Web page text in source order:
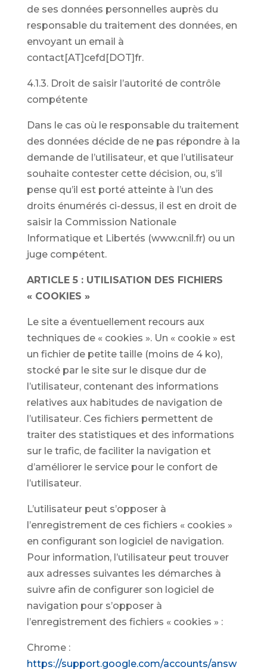
de ses données personnelles auprès du
responsable du traitement des données, en
envoyant un email à
contact[AT]cefd[DOT]fr.
4.1.3. Droit de saisir l’autorité de contrôle
compétente
Dans le cas où le responsable du traitement
des données décide de ne pas répondre à la
demande de l’utilisateur, et que l’utilisateur
souhaite contester cette décision, ou, s’il
pense qu’il est porté atteinte à l’un des
droits énumérés ci-dessus, il est en droit de
saisir la Commission Nationale
Informatique et Libertés (www.cnil.fr) ou un
juge compétent.
ARTICLE 5 : UTILISATION DES FICHIERS
« COOKIES »
Le site a éventuellement recours aux
techniques de « cookies ». Un « cookie » est
un fichier de petite taille (moins de 4 ko),
stocké par le site sur le disque dur de
l’utilisateur, contenant des informations
relatives aux habitudes de navigation de
l’utilisateur. Ces fichiers permettent de
traiter des statistiques et des informations
sur le trafic, de faciliter la navigation et
d’améliorer le service pour le confort de
l’utilisateur.
L’utilisateur peut s’opposer à
l’enregistrement de ces fichiers « cookies »
en configurant son logiciel de navigation.
Pour information, l’utilisateur peut trouver
aux adresses suivantes les démarches à
suivre afin de configurer son logiciel de
navigation pour s’opposer à
l’enregistrement des fichiers « cookies » :
Chrome :
https://support.google.com/accounts/answ